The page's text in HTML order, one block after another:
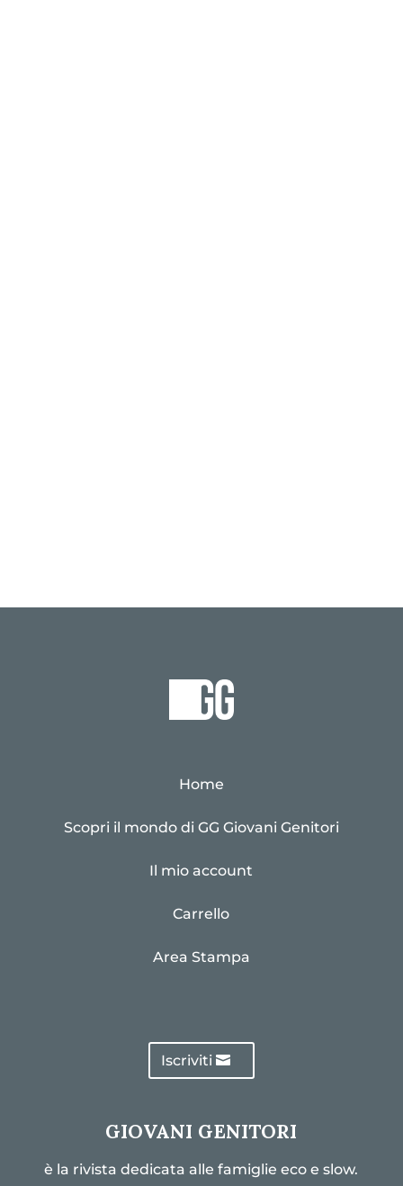
Home
Scopri il mondo di GG Giovani Genitori
Il mio account
Carrello
Area Stampa
Iscriviti
GIOVANI GENITORI
è la rivista dedicata alle famiglie eco e slow.